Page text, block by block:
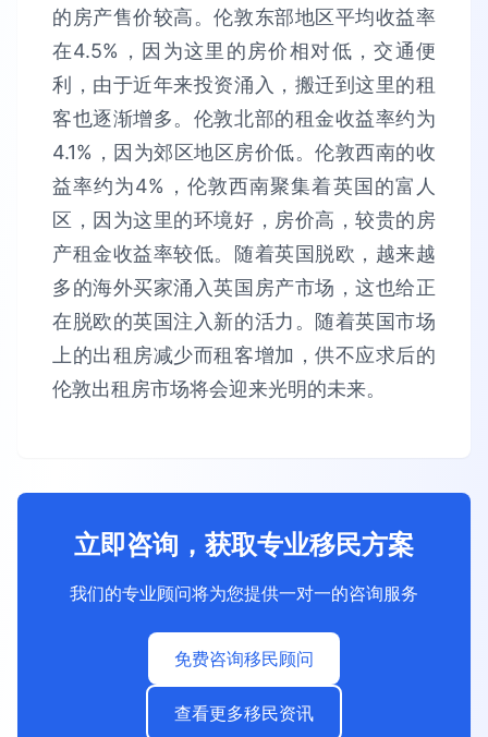
的房产售价较高。伦敦东部地区平均收益率
在4.5%，因为这里的房价相对低，交通便
利，由于近年来投资涌入，搬迁到这里的租
客也逐渐增多。伦敦北部的租金收益率约为
4.1%，因为郊区地区房价低。伦敦西南的收
益率约为4%，伦敦西南聚集着英国的富人
区，因为这里的环境好，房价高，较贵的房
产租金收益率较低。随着英国脱欧，越来越
多的海外买家涌入英国房产市场，这也给正
在脱欧的英国注入新的活力。随着英国市场
上的出租房减少而租客增加，供不应求后的
伦敦出租房市场将会迎来光明的未来。
立即咨询，获取专业移民方案
我们的专业顾问将为您提供一对一的咨询服务
免费咨询移民顾问
查看更多移民资讯